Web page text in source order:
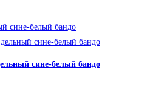
сине-белый бандо